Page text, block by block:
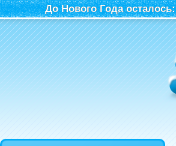
До Нового Года осталось: